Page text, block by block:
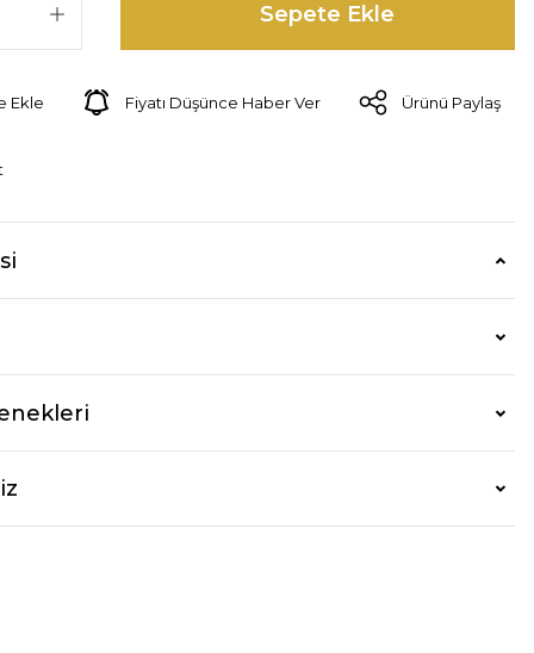
Sepete Ekle
Fiyatı Düşünce Haber Ver Ürünü Paylaş